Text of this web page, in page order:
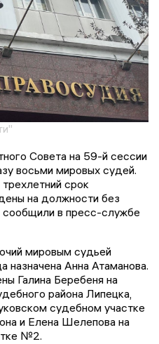
Совета на 59-й сессии
восьми мировых судей.
срок
на должности без
сообщили в пресс-службе
мировым судьей
назначена Анна Атаманова.
Галина Беребеня на
района Липецка,
судебном участке
и Елена Шелепова на
№2.